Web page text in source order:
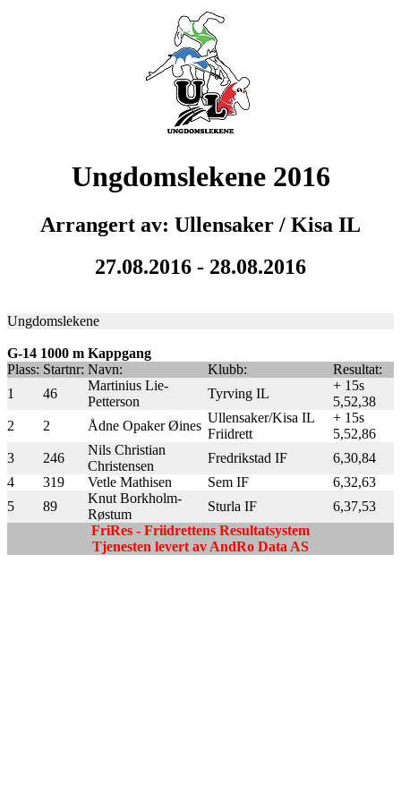
Ungdomslekene 2016
Arrangert av: Ullensaker / Kisa IL
27.08.2016 - 28.08.2016
Ungdomslekene
G-14 1000 m Kappgang
Plass: Startnr: Navn: Klubb:
Resultat:
1
46
Martinius Lie-
Petterson
Tyrving IL
+ 15s
5,52,38
2
2 Ådne Opaker Øines
Ullensaker/Kisa IL
Friidrett
+ 15s
5,52,86
3
246
Nils Christian
Christensen
Fredrikstad IF
6,30,84
4
319 Vetle Mathisen Sem IF
6,32,63
5
89
Knut Borkholm-
Røstum
Sturla IF
6,37,53
FriRes - Friidrettens Resultatsystem
Tjenesten levert av AndRo Data AS